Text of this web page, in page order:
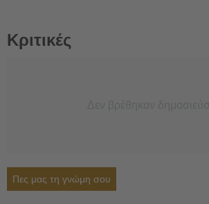
Κριτικές
Πες μας τη γνώμη σου